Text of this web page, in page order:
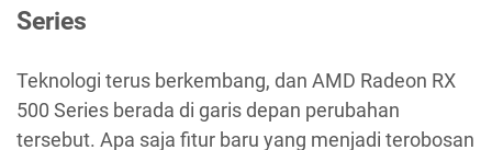
Series
Teknologi terus berkembang, dan AMD Radeon RX
500 Series berada di garis depan perubahan
tersebut. Apa saja fitur baru yang menjadi terobosan